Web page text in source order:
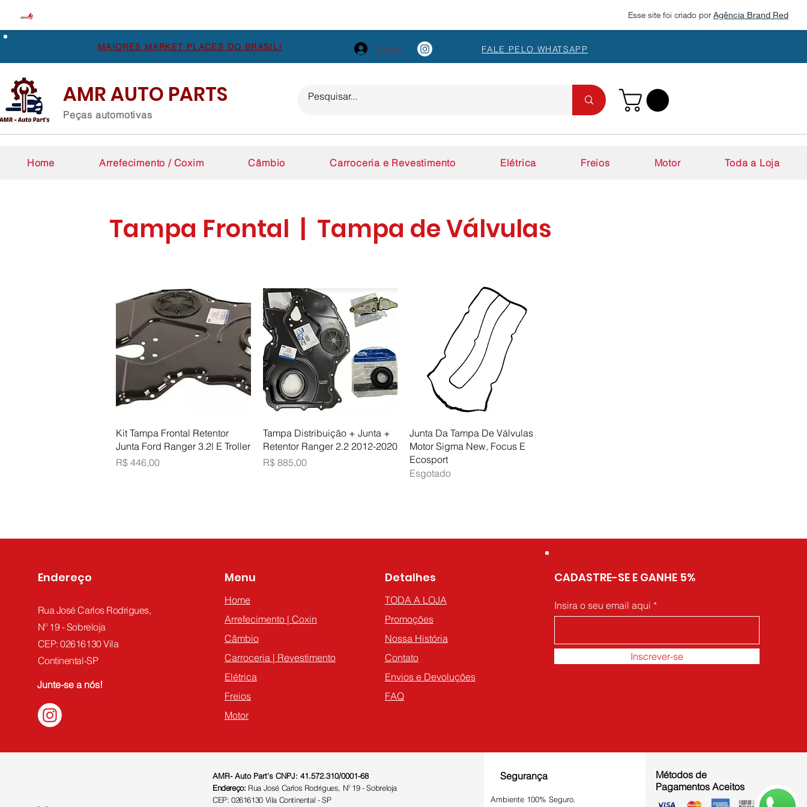
Esse site foi criado por Agência Brand Red
MAIORES MARKET PLACES DO BRASIL! Login FALE PELO WHATSAPP
AMR AUTO PARTS
Peças automotivas
Home Arrefecimento / Coxim Câmbio Carroceria e Revestimento Elétrica Freios Motor Toda a Loja
Tampa Frontal | Tampa de Válvulas
Visualização rápida
Kit Tampa Frontal Retentor
Junta Ford Ranger 3.2l E Troller
Preço
R$ 446,00
Visualização rápida
Tampa Distribuição + Junta +
Retentor Ranger 2.2 2012-2020
Preço
R$ 885,00
Visualização rápida
Junta Da Tampa De Válvulas
Motor Sigma New, Focus E
Ecosport
Esgotado
Endereço
Rua José Carlos Rodrigues,
Nº 19 - Sobreloja
CEP: 02616130 Vila
Continental-SP
Junte-se a nós!
Menu
Home
Arrefecimento | Coxin
Câmbio
Carroceria | Revestimento
Elétrica
Freios
Motor
Detalhes
TODA A LOJA
Promoções
Nossa História
Contato
Envios e Devoluções
FAQ
CADASTRE-SE E GANHE 5%
Insira o seu email aqui
Inscrever-se
AMR- Auto Part's CNPJ: 41.572.310/0001-68
Endereço: Rua José Carlos Rodrigues, Nº 19 - Sobreloja
CEP: 02616130 Vila Continental - SP
Segurança
Ambiente 100% Seguro.
Métodos de
Pagamentos Aceitos